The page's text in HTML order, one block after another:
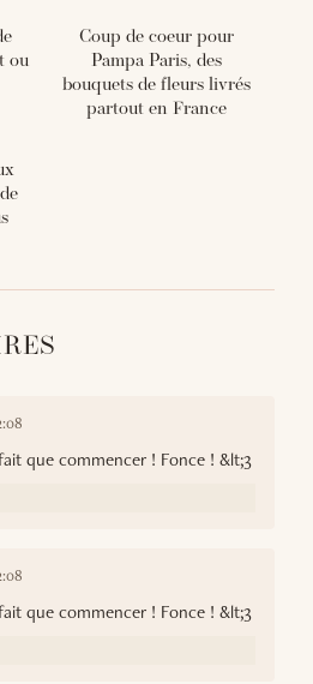
ou
Coup de coeur pour
Pampa Paris, des
bouquets de fleurs livrés
partout en France
que commencer ! Fonce ! &lt;3
que commencer ! Fonce ! &lt;3